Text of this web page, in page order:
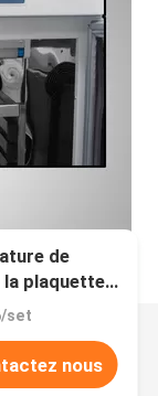
de
plaquette
set
nous